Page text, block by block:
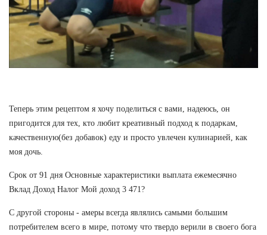
Теперь этим рецептом я хочу поделиться с вами, надеюсь, он
пригодится для тех, кто любит креативный подход к подаркам,
качественную(без добавок) еду и просто увлечен кулинарией, как
моя дочь.
Срок от 91 дня Основные характеристики выплата ежемесячно
Вклад Доход Налог Мой доход 3 471?
С другой стороны - амеры всегда являлись самыми большим
потребителем всего в мире, потому что твердо верили в своего бога